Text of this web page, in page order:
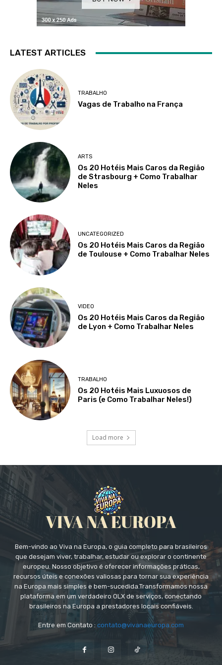
LATEST ARTICLES
TRABALHO
Vagas de Trabalho na França
ARTS
Os 20 Hotéis Mais Caros da Região
de Strasbourg + Como Trabalhar
Neles
UNCATEGORIZED
Os 20 Hotéis Mais Caros da Região
de Toulouse + Como Trabalhar Neles
VIDEO
Os 20 Hotéis Mais Caros da Região
de Lyon + Como Trabalhar Neles
TRABALHO
Os 20 Hotéis Mais Luxuosos de
Paris (e Como Trabalhar Neles!)
Load more
Bem-vindo ao Viva na Europa, o guia completo para brasileiros
que desejam viver, trabalhar, estudar ou explorar o continente
europeu. Nosso objetivo é oferecer informações práticas,
recursos úteis e conexões valiosas para tornar sua experiência
na Europa mais simples e bem-sucedida.Transformamos nossa
plataforma em um verdadeiro OLX de serviços, conectando
brasileiros na Europa a prestadores locais confiáveis.
Entre em Contato : contato@vivanaeuropa.com